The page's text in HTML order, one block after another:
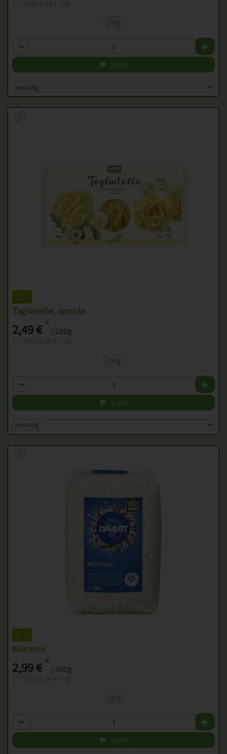
500g
Anzahl
1,99€
Tagliatelle, semola
2,49 €* / 250g
250g
Anzahl
2,49€
Milchreis
2,99 €* / 500g
500g
Anzahl
2,99€